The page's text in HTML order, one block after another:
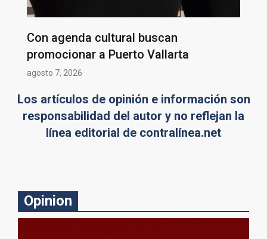
Con agenda cultural buscan
promocionar a Puerto Vallarta
agosto 7, 2026
Los artículos de opinión e información son
responsabilidad del autor y no reflejan la
línea editorial de contralínea.net
Opinion